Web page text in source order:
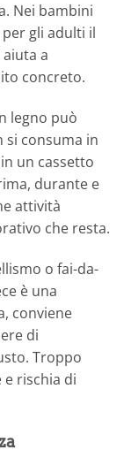
Nei bambini
gli adulti il
a
concreto.
legno può
si consuma in
un cassetto
durante e
attività
che resta.
o fai-da-
è una
conviene
di
Troppo
rischia di